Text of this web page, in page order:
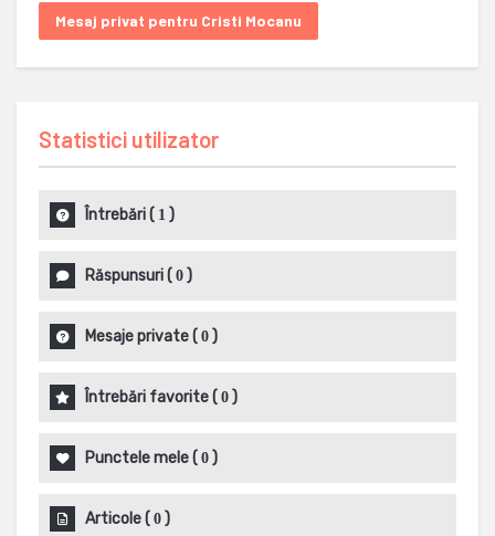
Mesaj privat pentru Cristi Mocanu
Statistici utilizator
Întrebări( 1 )
Răspunsuri( 0 )
Mesaje private( 0 )
Întrebări favorite( 0 )
Punctele mele( 0 )
Articole( 0 )